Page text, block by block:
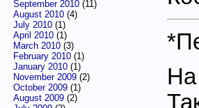
На
September 2010(11)
August 2010(4)
July 2010(1)
April 2010(1)
March 2010(3)
February 2010(1)
January 2010(1)
November 2009(2)
October 2009(1)
August 2009(2)